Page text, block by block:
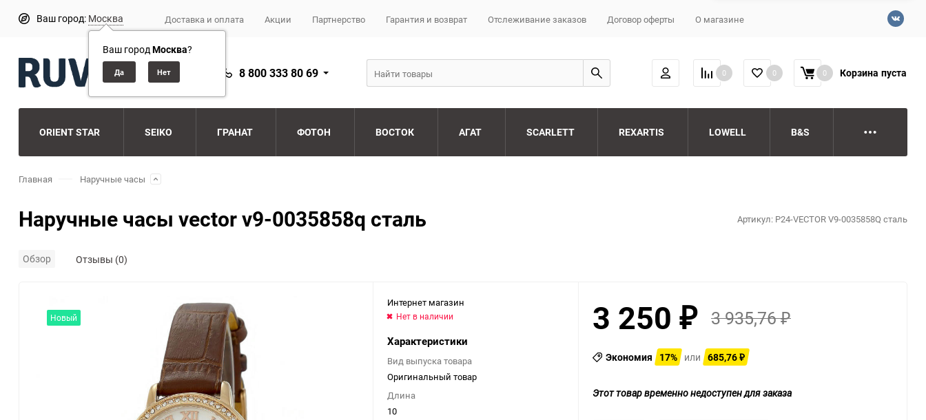
Ваш город: Москва
Ваш городМосква?
Доставка и оплата Акции Партнерство Гарантия и возврат Отслеживание заказов Договор оферты О магазине
8 800 333 80 69 0 0 0 Корзина пуста
ORIENT STAR SEIKO ГРАНАТ ФОТОН ВОСТОК АГАТ SCARLETT REXARTIS LOWELL B&S
Главная Наручные часы
Наручные часы vector v9-0035858q сталь Артикул: P24-VECTOR V9-0035858Q сталь
Обзор Отзывы (0)
Новый
Интернет магазин
Нет в наличии
Характеристики
Вид выпуска товара
Оригинальный товар
Длина
10
3 250 ₽ 3 935,76₽
Экономия 17% или 685,76 ₽
Этот товар временно недоступен для заказа